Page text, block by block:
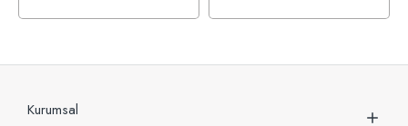
Kurumsal